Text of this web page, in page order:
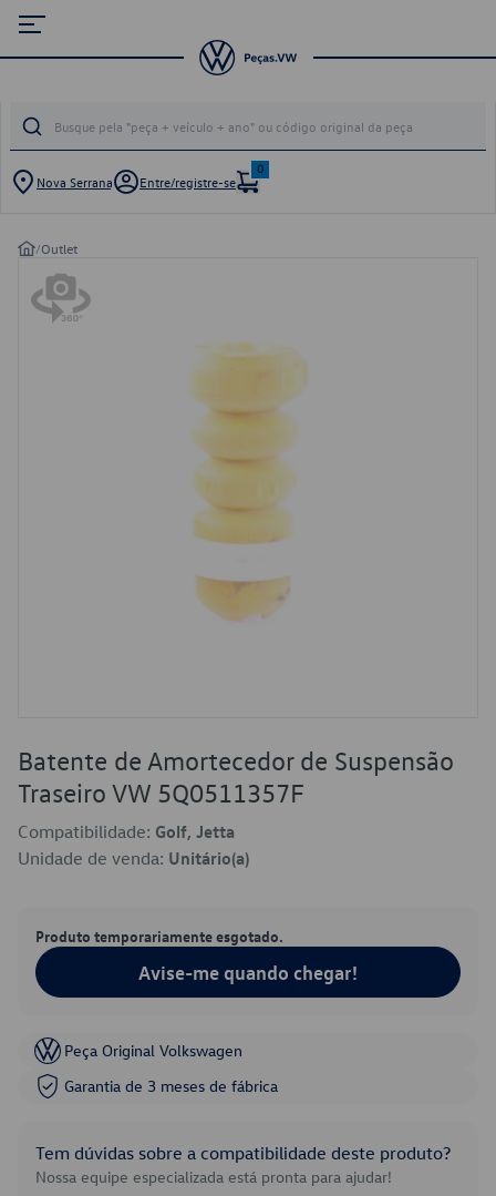
Nova Serrana Entre/registre-se
0
/Outlet
Batente de Amortecedor de Suspensão
Traseiro VW 5Q0511357F
Compatibilidade: Golf, Jetta
Unidade de venda: Unitário(a)
Produto temporariamente esgotado.
Avise-me quando chegar!
Peça Original Volkswagen
Garantia de 3 meses de fábrica
Tem dúvidas sobre a compatibilidade deste produto?
Nossa equipe especializada está pronta para ajudar!